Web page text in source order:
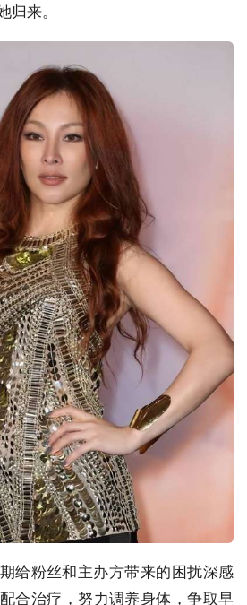
归来。
粉丝和主办方带来的困扰深感
合治疗，努力调养身体，争取早